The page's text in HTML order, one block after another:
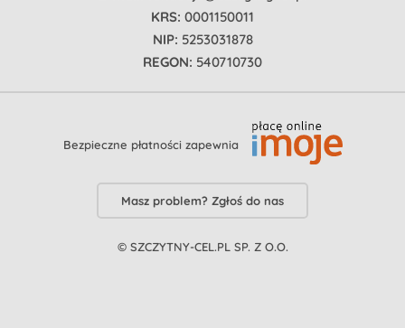
KRS: 0001150011
NIP: 5253031878
REGON: 540710730
Bezpieczne płatności zapewnia
Masz problem? Zgłoś do nas
© SZCZYTNY-CEL.PL SP. Z O.O.